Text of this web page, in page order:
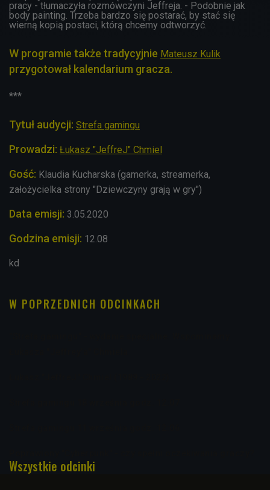
pracy - tłumaczyła rozmówczyni Jeffreja. - Podobnie jak
body painting. Trzeba bardzo się postarać, by stać się
wierną kopią postaci, którą chcemy odtworzyć.
W programie także tradycyjnie Mateusz Kulik
przygotował kalendarium gracza.
***
Tytuł audycji: Strefa gamingu
Prowadzi: Łukasz "JeffreJ" Chmiel
Gość: Klaudia Kucharska (gamerka, streamerka,
założycielka strony "Dziewczyny grają w gry")
Data emisji: 3.05.2020
Godzina emisji: 12.08
kd
W POPRZEDNICH ODCINKACH
Wszystkie odcinki